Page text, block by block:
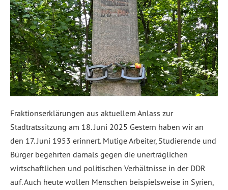
Fraktionserklärungen aus aktuellem Anlass zur
Stadtratssitzung am 18. Juni 2025 Gestern haben wir an
den 17. Juni 1953 erinnert. Mutige Arbeiter, Studierende und
Bürger begehrten damals gegen die unerträglichen
wirtschaftlichen und politischen Verhältnisse in der DDR
auf. Auch heute wollen Menschen beispielsweise in Syrien,